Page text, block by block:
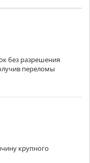
без разрешения
переломы
крупного